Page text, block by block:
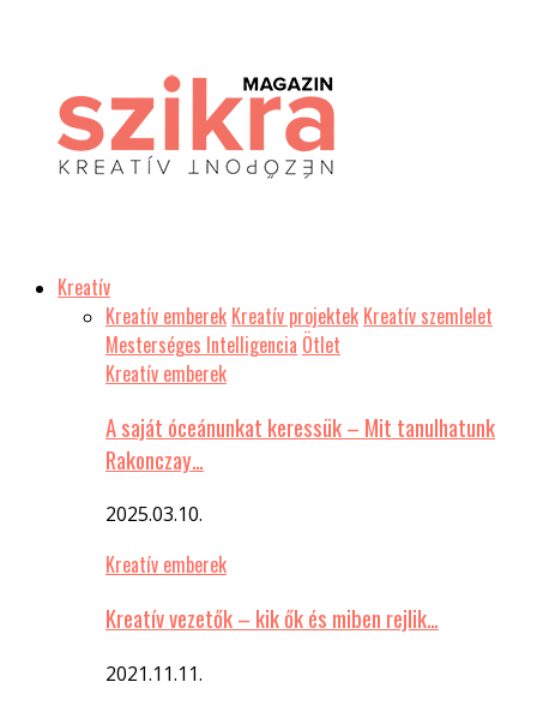
Kreatív
Kreatív emberek Kreatív projektek Kreatív szemlelet
Mesterséges Intelligencia Ötlet
Kreatív emberek
A saját óceánunkat keressük – Mit tanulhatunk
Rakonczay…
2025.03.10.
Kreatív emberek
Kreatív vezetők – kik ők és miben rejlik…
2021.11.11.